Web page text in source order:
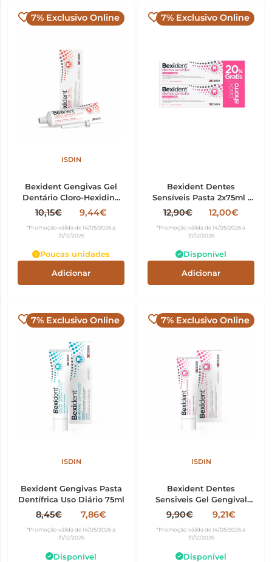
7% Exclusivo Online
ISDIN
Bexident Gengivas Gel
Dentário Cloro-Hexidina
75ml
10,15€ 9,44€
*Promoção válida de 14/05/2026 a
31/12/2026
Poucas unidades
Adicionar
7% Exclusivo Online
Bexident Dentes
Sensíveis Pasta 2x75ml |
-20% Pack Duplo
12,90€ 12,00€
*Promoção válida de 14/05/2026 a
31/12/2026
Disponível
Adicionar
7% Exclusivo Online
ISDIN
Bexident Gengivas Pasta
Dentífrica Uso Diário 75ml
8,45€ 7,86€
*Promoção válida de 14/05/2026 a
31/12/2026
Disponível
7% Exclusivo Online
ISDIN
Bexident Dentes
Sensiveis Gel Gengival
50ml
9,90€ 9,21€
*Promoção válida de 14/05/2026 a
31/12/2026
Disponível